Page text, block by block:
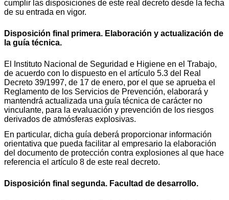
cumplir las disposiciones de este real decreto desde la fecha
de su entrada en vigor.
Disposición final primera. Elaboración y actualización de
la guía técnica.
El Instituto Nacional de Seguridad e Higiene en el Trabajo,
de acuerdo con lo dispuesto en el artículo 5.3 del Real
Decreto 39/1997, de 17 de enero, por el que se aprueba el
Reglamento de los Servicios de Prevención, elaborará y
mantendrá actualizada una guía técnica de carácter no
vinculante, para la evaluación y prevención de los riesgos
derivados de atmósferas explosivas.
En particular, dicha guía deberá proporcionar información
orientativa que pueda facilitar al empresario la elaboración
del documento de protección contra explosiones al que hace
referencia el artículo 8 de este real decreto.
Disposición final segunda. Facultad de desarrollo.